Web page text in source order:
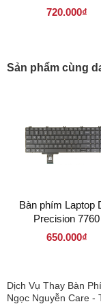
LED Mỏng 30 pin
720.000₫
Sản phẩm cùng
Bàn phím Laptop
Precision 7760
650.000₫
Dịch Vụ Thay Bàn
Ngọc Nguyễn Care -